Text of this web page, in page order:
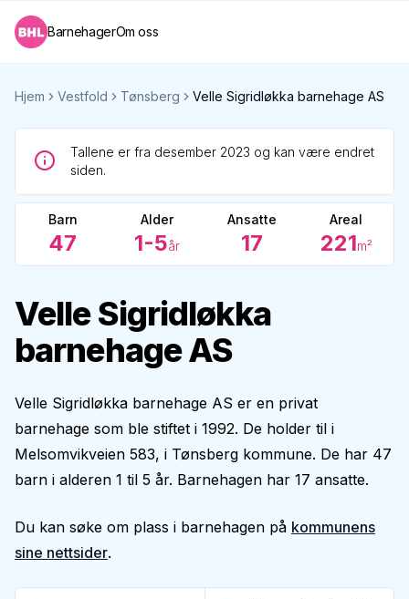
BarnehagerOm oss
Hjem Vestfold Tønsberg Velle Sigridløkka barnehage AS
Tallene er fra desember 2023 og kan være endret
siden.
Barn
47
Alder
1-5år
Ansatte
17
Areal
221m²
Velle Sigridløkka
barnehage AS
Velle Sigridløkka barnehage AS er en privat
barnehage som ble stiftet i 1992. De holder til i
Melsomvikveien 583, i Tønsberg kommune. De har 47
barn i alderen 1 til 5 år. Barnehagen har 17 ansatte.
Du kan søke om plass i barnehagen på kommunens
sine nettsider.